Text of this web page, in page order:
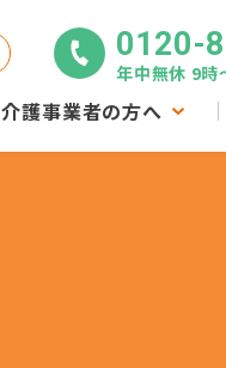
介護事業者の方へ
0120-
年中無休 9時